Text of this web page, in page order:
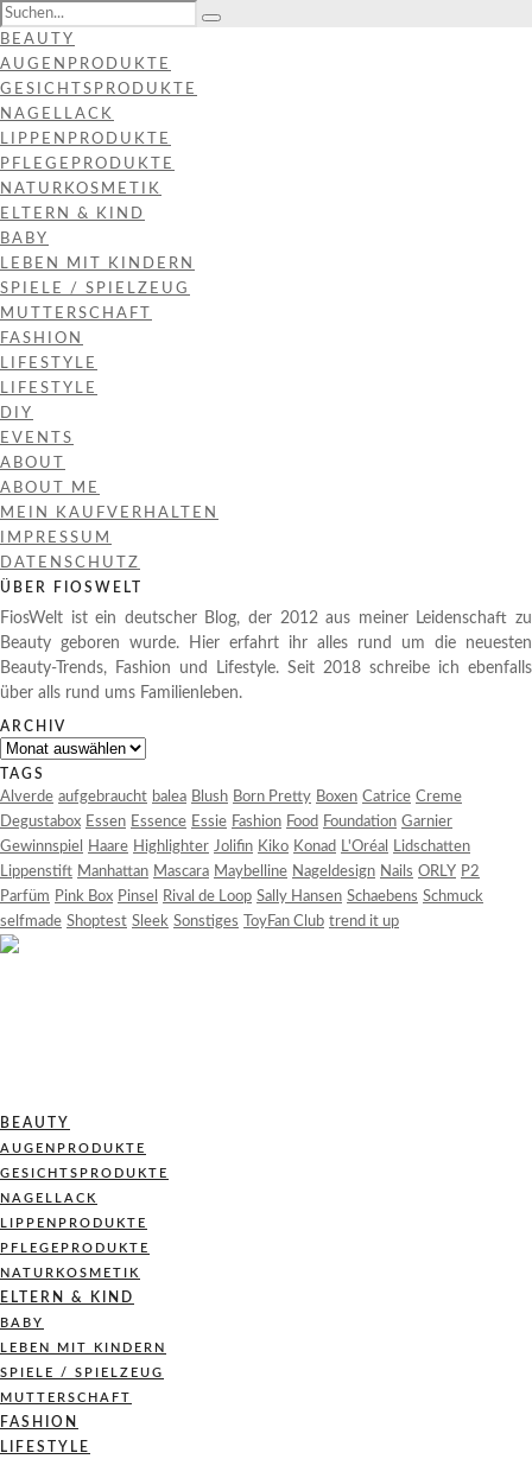
BEAUTY
AUGENPRODUKTE
GESICHTSPRODUKTE
NAGELLACK
LIPPENPRODUKTE
PFLEGEPRODUKTE
NATURKOSMETIK
ELTERN & KIND
BABY
LEBEN MIT KINDERN
SPIELE / SPIELZEUG
MUTTERSCHAFT
FASHION
LIFESTYLE
LIFESTYLE
DIY
EVENTS
ABOUT
ABOUT ME
MEIN KAUFVERHALTEN
IMPRESSUM
DATENSCHUTZ
ÜBER FIOSWELT
FiosWelt ist ein deutscher Blog, der 2012 aus meiner Leidenschaft zu
Beauty geboren wurde. Hier erfahrt ihr alles rund um die neuesten
Beauty-Trends, Fashion und Lifestyle. Seit 2018 schreibe ich ebenfalls
über alls rund ums Familienleben.
ARCHIV
Archiv
TAGS
Alverde aufgebraucht balea Blush Born Pretty Boxen Catrice Creme
Degustabox Essen Essence Essie Fashion Food Foundation Garnier
Gewinnspiel
Haare Highlighter Jolifin Kiko Konad L'Oréal
Lidschatten
Lippenstift Manhattan Mascara Maybelline Nageldesign Nails ORLY P2
Parfüm Pink Box Pinsel Rival de Loop Sally Hansen Schaebens Schmuck
selfmade Shoptest Sleek Sonstiges ToyFan Club trend it up
BEAUTY
AUGENPRODUKTE
GESICHTSPRODUKTE
NAGELLACK
LIPPENPRODUKTE
PFLEGEPRODUKTE
NATURKOSMETIK
ELTERN & KIND
BABY
LEBEN MIT KINDERN
SPIELE / SPIELZEUG
MUTTERSCHAFT
FASHION
LIFESTYLE